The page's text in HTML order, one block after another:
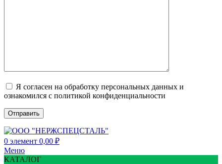
Я согласен на обработку персональных данных и
ознакомился с политикой конфиденциальности
0 элемент 0,00 ₽
Меню
КАТАЛОГ